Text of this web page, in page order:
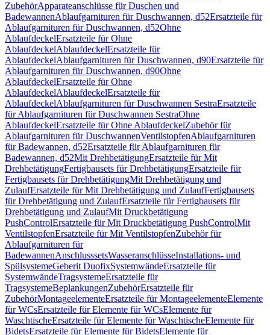
ZubehörApparateanschlüsse für Duschen und
BadewannenAblaufgarnituren für Duschwannen, d52Ersatzteile für
Ablaufgarnituren für Duschwannen, d52Ohne
AblaufdeckelErsatzteile für Ohne
AblaufdeckelAblaufdeckelErsatzteile für
AblaufdeckelAblaufgarnituren für Duschwannen, d90Ersatzteile für
Ablaufgarnituren für Duschwannen, d90Ohne
AblaufdeckelErsatzteile für Ohne
AblaufdeckelAblaufdeckelErsatzteile für
AblaufdeckelAblaufgarnituren für Duschwannen SestraErsatzteile
für Ablaufgarnituren für Duschwannen SestraOhne
AblaufdeckelErsatzteile für Ohne AblaufdeckelZubehör für
Ablaufgarnituren für DuschwannenVentilstopfenAblaufgarnituren
für Badewannen, d52Ersatzteile für Ablaufgarnituren für
Badewannen, d52Mit DrehbetätigungErsatzteile für Mit
DrehbetätigungFertigbausets für DrehbetätigungErsatzteile für
Fertigbausets für DrehbetätigungMit Drehbetätigung und
ZulaufErsatzteile für Mit Drehbetätigung und ZulaufFertigbausets
für Drehbetätigung und ZulaufErsatzteile für Fertigbausets für
Drehbetätigung und ZulaufMit Druckbetätigung
PushControlErsatzteile für Mit Druckbetätigung PushControlMit
VentilstopfenErsatzteile für Mit VentilstopfenZubehör für
Ablaufgarnituren für
BadewannenAnschlusssetsWasseranschlüsseInstallations- und
SpülsystemeGeberit DuofixSystemwändeErsatzteile für
SystemwändeTragsystemeErsatzteile für
TragsystemeBeplankungenZubehörErsatzteile für
ZubehörMontageelementeErsatzteile für MontageelementeElemente
für WCsErsatzteile für Elemente für WCsElemente für
WaschtischeErsatzteile für Elemente für WaschtischeElemente für
BidetsErsatzteile für Elemente für BidetsElemente für